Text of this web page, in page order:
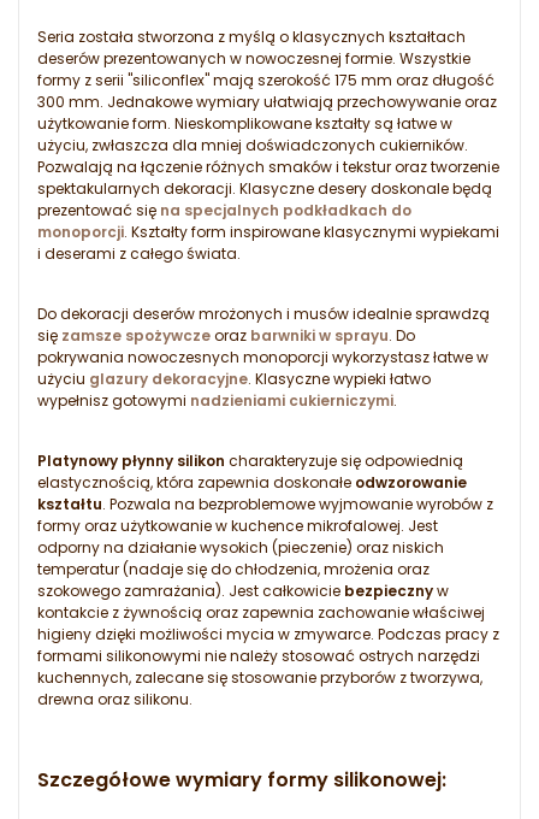
Seria została stworzona z myślą o klasycznych kształtach
deserów prezentowanych w nowoczesnej formie. Wszystkie
formy z serii "siliconflex" mają szerokość 175 mm oraz długość
300 mm. Jednakowe wymiary ułatwiają przechowywanie oraz
użytkowanie form. Nieskomplikowane kształty są łatwe w
użyciu, zwłaszcza dla mniej doświadczonych cukierników.
Pozwalają na łączenie różnych smaków i tekstur oraz tworzenie
spektakularnych dekoracji. Klasyczne desery doskonale będą
prezentować się na specjalnych podkładkach do
monoporcji. Kształty form inspirowane klasycznymi wypiekami
i deserami z całego świata.
Do dekoracji deserów mrożonych i musów idealnie sprawdzą
się zamsze spożywczeoraz barwniki w sprayu. Do
pokrywania nowoczesnych monoporcji wykorzystasz łatwe w
użyciu glazury dekoracyjne. Klasyczne wypieki łatwo
wypełnisz gotowymi nadzieniami cukierniczymi.
Platynowy płynny silikon charakteryzuje się odpowiednią
elastycznością, która zapewnia doskonałe odwzorowanie
kształtu. Pozwala na bezproblemowe wyjmowanie wyrobów z
formy oraz użytkowanie w kuchence mikrofalowej. Jest
odporny na działanie wysokich (pieczenie) oraz niskich
temperatur (nadaje się do chłodzenia, mrożenia oraz
szokowego zamrażania). Jest całkowicie bezpiecznyw
kontakcie z żywnością oraz zapewnia zachowanie właściwej
higieny dzięki możliwości mycia w zmywarce. Podczas pracy z
formami silikonowymi nie należy stosować ostrych narzędzi
kuchennych, zalecane się stosowanie przyborów z tworzywa,
drewna oraz silikonu.
Szczegółowe wymiary formy silikonowej: